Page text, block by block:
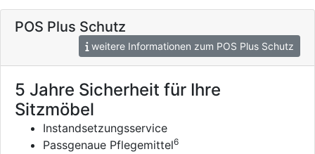
POS Plus Schutz
weitere Informationen zum POS Plus Schutz
5 Jahre Sicherheit für Ihre
Sitzmöbel
Instandsetzungsservice
Passgenaue Pflegemittel6